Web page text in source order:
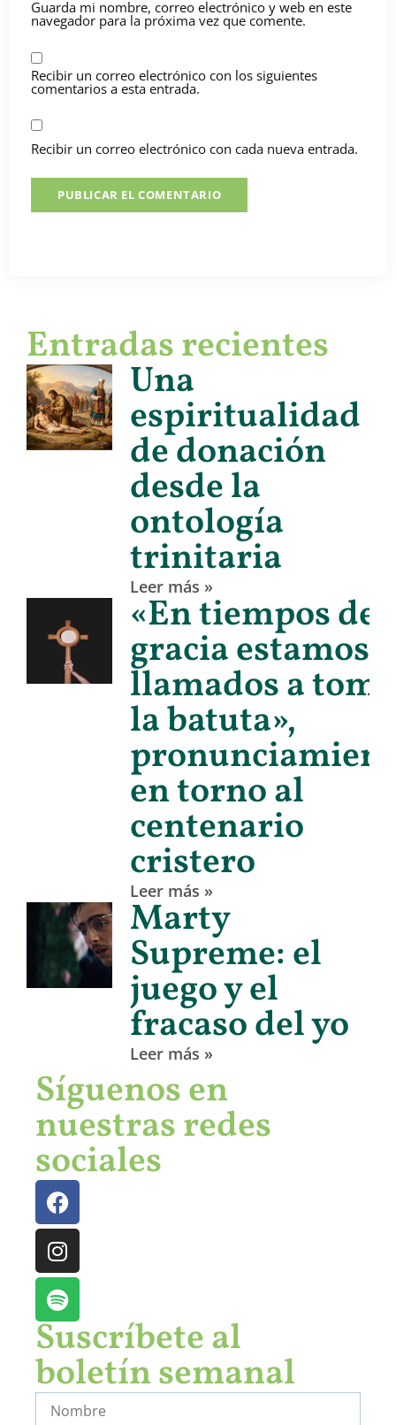
Guarda mi nombre, correo electrónico y web en este
navegador para la próxima vez que comente.
Recibir un correo electrónico con los siguientes
comentarios a esta entrada.
Recibir un correo electrónico con cada nueva entrada.
Entradas recientes
Una
espiritualidad
de donación
desde la
ontología
trinitaria
Leer más »
«En tiempos de
gracia estamos
llamados a
la batuta»,
en torno al
centenario
cristero
Leer más »
Marty
Supreme: el
juego y el
fracaso del yo
Leer más »
Síguenos en
nuestras redes
sociales
Suscríbete al
boletín semanal